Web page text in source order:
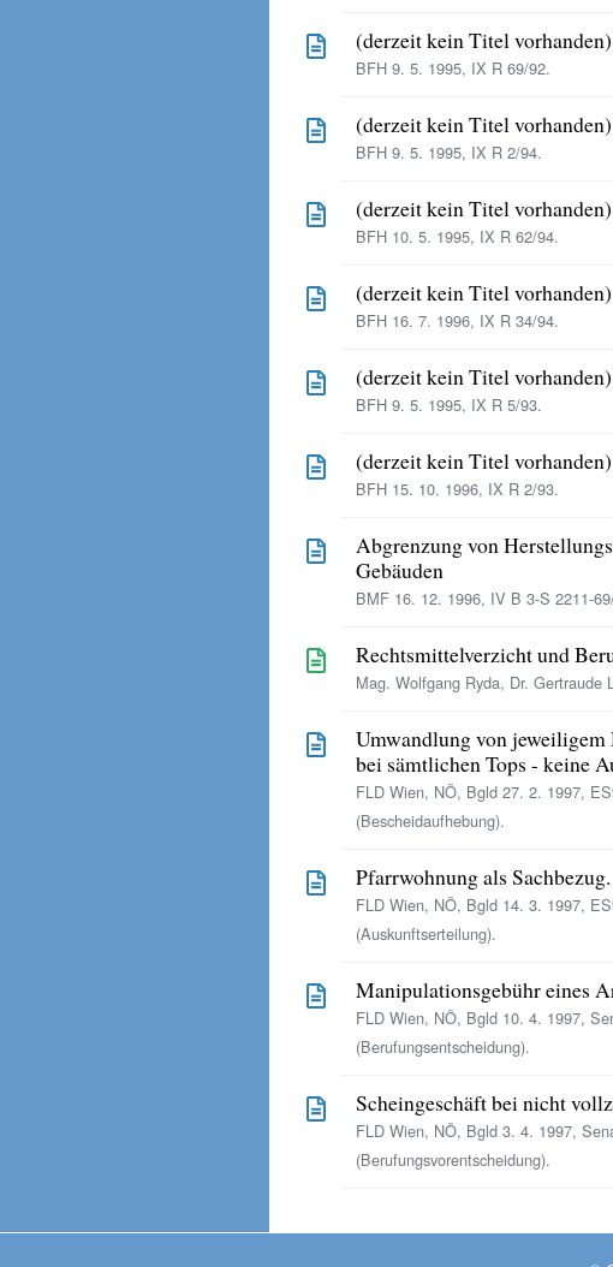
(derzeit kein Titel vorhanden)
BFH 9. 5. 1995, IX R 69/92.
(derzeit kein Titel vorhanden)
BFH 9. 5. 1995, IX R 2/94.
(derzeit kein Titel vorhanden)
BFH 10. 5. 1995, IX R 62/94.
(derzeit kein Titel vorhanden)
BFH 16. 7. 1996, IX R 34/94.
(derzeit kein Titel vorhanden)
BFH 9. 5. 1995, IX R 5/93.
(derzeit kein Titel vorhanden)
BFH 15. 10. 1996, IX R 2/93.
Abgrenzung von
Gebäuden
BMF 16. 12. 1996, IV B 3-S 2211-
Rechtsmittelverzicht und
Mag. Wolfgang Ryda, Dr. Gertraude
Umwandlung von jeweiligem
bei sämtlichen Tops - keine
FLD Wien, NÖ, Bgld 27. 2. 1997,
(Bescheidaufhebung).
Pfarrwohnung als Sachbezug.
FLD Wien, NÖ, Bgld 14. 3. 1997,
(Auskunftserteilung).
Manipulationsgebühr eines
FLD Wien, NÖ, Bgld 10. 4. 1997,
(Berufungsentscheidung).
Scheingeschäft bei nicht
FLD Wien, NÖ, Bgld 3. 4. 1997,
(Berufungsvorentscheidung).